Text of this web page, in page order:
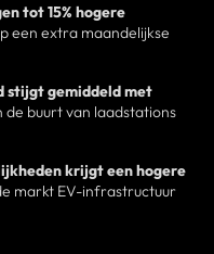
tot 15% hogere
een extra maandelijkse
stijgt gemiddeld met
buurt van laadstations
krijgt een hogere
markt EV-infrastructuur